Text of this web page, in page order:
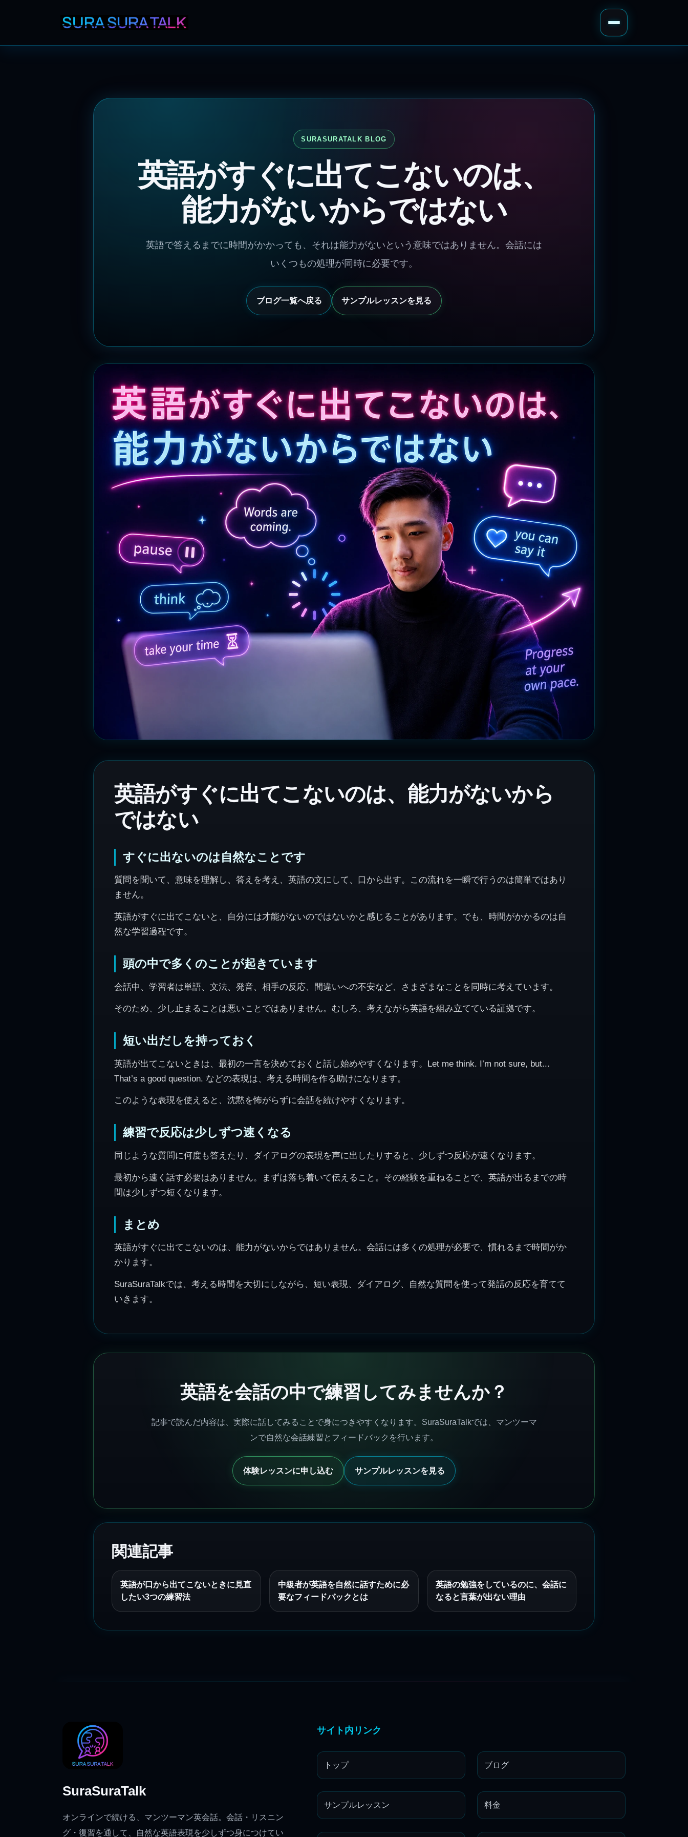
SURASURATALK BLOG
英語がすぐに出てこないのは、
能力がないからではない
英語で答えるまでに時間がかかっても、それは能力がないという意味ではありません。会話には
いくつもの処理が同時に必要です。
ブログ一覧へ戻る サンプルレッスンを見る
英語がすぐに出てこないのは、能力がないから
ではない
すぐに出ないのは自然なことです
質問を聞いて、意味を理解し、答えを考え、英語の文にして、口から出す。この流れを一瞬で行うのは簡単ではあり
ません。
英語がすぐに出てこないと、自分には才能がないのではないかと感じることがあります。でも、時間がかかるのは自
然な学習過程です。
頭の中で多くのことが起きています
会話中、学習者は単語、文法、発音、相手の反応、間違いへの不安など、さまざまなことを同時に考えています。
そのため、少し止まることは悪いことではありません。むしろ、考えながら英語を組み立てている証拠です。
短い出だしを持っておく
英語が出てこないときは、最初の一言を決めておくと話し始めやすくなります。Let me think. I’m not sure, but...
That’s a good question. などの表現は、考える時間を作る助けになります。
このような表現を使えると、沈黙を怖がらずに会話を続けやすくなります。
練習で反応は少しずつ速くなる
同じような質問に何度も答えたり、ダイアログの表現を声に出したりすると、少しずつ反応が速くなります。
最初から速く話す必要はありません。まずは落ち着いて伝えること。その経験を重ねることで、英語が出るまでの時
間は少しずつ短くなります。
まとめ
英語がすぐに出てこないのは、能力がないからではありません。会話には多くの処理が必要で、慣れるまで時間がか
かります。
SuraSuraTalkでは、考える時間を大切にしながら、短い表現、ダイアログ、自然な質問を使って発話の反応を育てて
いきます。
英語を会話の中で練習してみませんか？
記事で読んだ内容は、実際に話してみることで身につきやすくなります。SuraSuraTalkでは、マンツーマ
ンで自然な会話練習とフィードバックを行います。
体験レッスンに申し込む サンプルレッスンを見る
関連記事
英語が口から出てこないときに見直
したい3つの練習法
中級者が英語を自然に話すために必
要なフィードバックとは
英語の勉強をしているのに、会話に
なると言葉が出ない理由
SuraSuraTalk
オンラインで続ける、マンツーマン英会話。会話・リスニン
グ・復習を通して、自然な英語表現を少しずつ身につけてい
サイト内リンク
トップ ブログ
サンプルレッスン 料金